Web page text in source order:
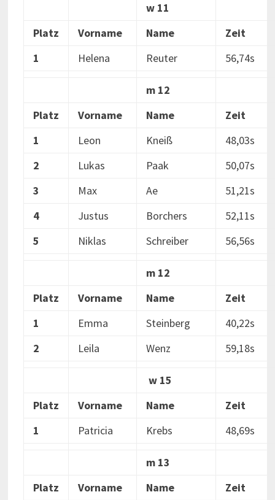
w 11
Platz
Vorname Name
Zeit
1
Helena Reuter 56,74s
m 12
Platz
Vorname Name
Zeit
1
Leon Kneiß
48,03s
2
Lukas Paak
50,07s
3
Max Ae
51,21s
4
Justus Borchers
52,11s
5
Niklas Schreiber 56,56s
m 12
Platz
Vorname Name
Zeit
1
Emma Steinberg
40,22s
2
Leila Wenz 59,18s
w 15
Platz
Vorname Name
Zeit
1
Patricia Krebs 48,69s
m 13
Platz
Vorname Name
Zeit